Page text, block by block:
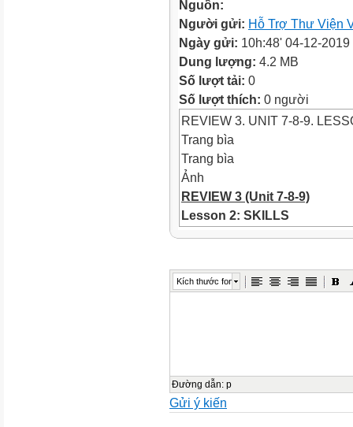
Nguồn:
Người gửi: Hỗ Trợ Thư Viện
Ngày gửi: 10h:48' 04-12-2019
Dung lượng: 4.2 MB
Số lượt tải: 0
Số lượt thích: 0 người
REVIEW 3. UNIT 7-8-9.
Trang bìa
Trang bìa
Ảnh
REVIEW 3 (Unit 7-8-9)
Lesson 2: SKILLS
WARM-UP
Objectives
skills: reading, speaking,
unit 7-8-9 by doing exercises
Kích thước font
Đường dẫn: p
Gửi ý kiến